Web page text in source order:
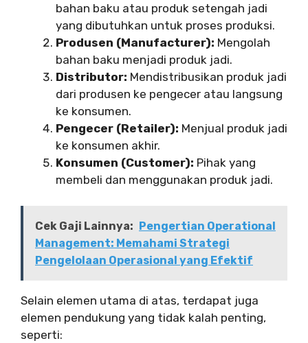
bahan baku atau produk setengah jadi
yang dibutuhkan untuk proses produksi.
Produsen (Manufacturer): Mengolah
bahan baku menjadi produk jadi.
Distributor: Mendistribusikan produk jadi
dari produsen ke pengecer atau langsung
ke konsumen.
Pengecer (Retailer): Menjual produk jadi
ke konsumen akhir.
Konsumen (Customer): Pihak yang
membeli dan menggunakan produk jadi.
Cek Gaji Lainnya: Pengertian Operational
Management: Memahami Strategi
Pengelolaan Operasional yang Efektif
Selain elemen utama di atas, terdapat juga
elemen pendukung yang tidak kalah penting,
seperti: